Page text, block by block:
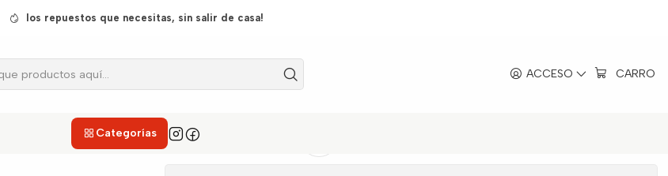
ACCESO CARRO
Categorías
los repuestos que necesitas, sin salir de casa!
Ollas A Presion Manijas Manija Superior T-fal Secure 3-6L
Manija Superior T-fal Secure 3-6L